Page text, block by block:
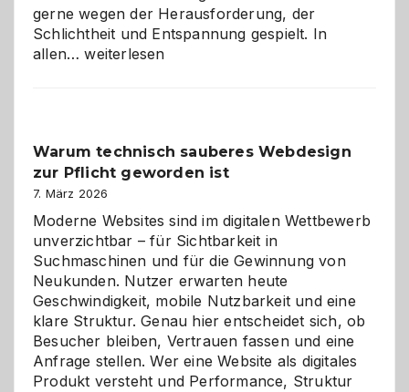
gerne wegen der Herausforderung, der
Schlichtheit und Entspannung gespielt. In
allen…Sudoku
den
Logikrätseln
weiterlesen
Warum technisch sauberes Webdesign
zur Pflicht geworden ist
7. März 2026
Moderne Websites sind im digitalen Wettbewerb
unverzichtbar – für Sichtbarkeit in
Suchmaschinen und für die Gewinnung von
Neukunden. Nutzer erwarten heute
Geschwindigkeit, mobile Nutzbarkeit und eine
klare Struktur. Genau hier entscheidet sich, ob
Besucher bleiben, Vertrauen fassen und eine
Anfrage stellen. Wer eine Website als digitales
Produkt versteht und Performance, Struktur